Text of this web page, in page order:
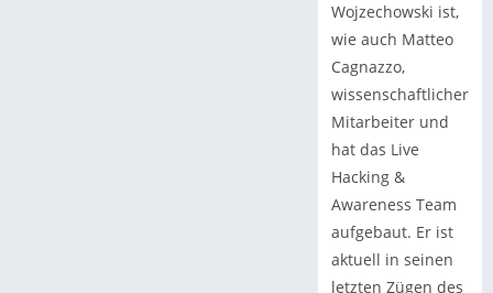
Wojzechowski ist,
wie auch Matteo
Cagnazzo,
wissenschaftlicher
Mitarbeiter und
hat das Live
Hacking &
Awareness Team
aufgebaut. Er ist
aktuell in seinen
letzten Zügen des